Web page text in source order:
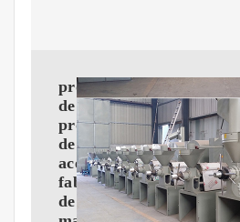
proceso
de
procesamiento
de
aceite
fabricación
de